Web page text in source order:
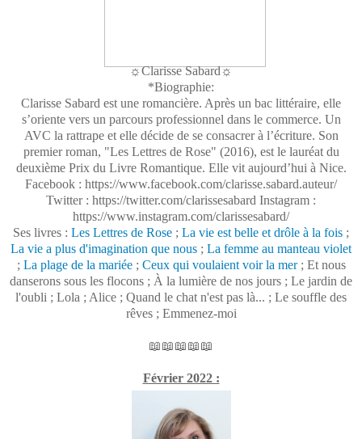
☼Clarisse Sabard☼
*Biographie:
Clarisse Sabard est une romancière. Après un bac littéraire, elle
s’oriente vers un parcours professionnel dans le commerce. Un
AVC la rattrape et elle décide de se consacrer à l’écriture. Son
premier roman, "Les Lettres de Rose" (2016), est le lauréat du
deuxième Prix du Livre Romantique. Elle vit aujourd’hui à Nice.
Facebook : https://www.facebook.com/clarisse.sabard.auteur/
Twitter : https://twitter.com/clarissesabard Instagram :
https://www.instagram.com/clarissesabard/
Ses livres : Les Lettres de Rose ; La vie est belle et drôle à la fois ;
La vie a plus d'imagination que nous ; La femme au manteau violet
; La plage de la mariée; Ceux qui voulaient voir la mer; Et nous
danserons sous les flocons ; À la lumière de nos jours ; Le jardin de
l'oubli ; Lola ; Alice ; Quand le chat n'est pas là... ; Le souffle des
rêves ; Emmenez-moi
📖📖📖📖📖
Février 2022 :